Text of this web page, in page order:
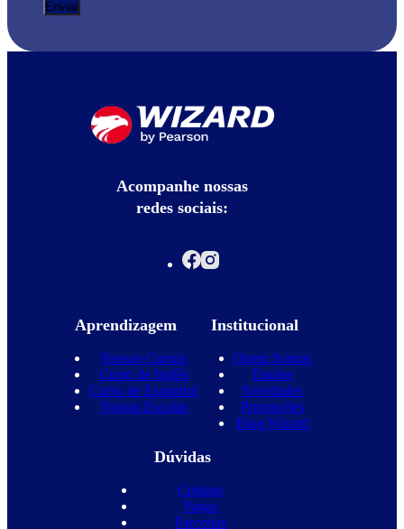
Acompanhe nossas
redes sociais:
Aprendizagem
Nossos Cursos
Curso de Inglês
Curso de Espanhol
Nossas Escolas
Institucional
Quem Somos
Equipe
Novidades
Promoções
Blog Wizard
Dúvidas
Contato
Vagas
Parcerias